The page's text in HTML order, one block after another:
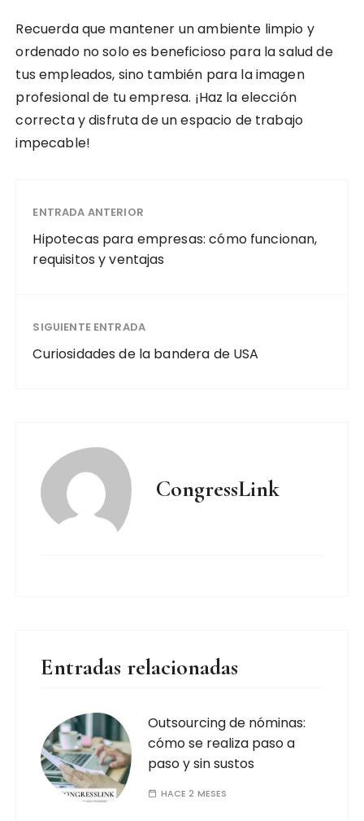
Recuerda que mantener un ambiente limpio y
ordenado no solo es beneficioso para la salud de
tus empleados, sino también para la imagen
profesional de tu empresa. ¡Haz la elección
correcta y disfruta de un espacio de trabajo
impecable!
ENTRADA ANTERIOR
Hipotecas para empresas: cómo funcionan,
requisitos y ventajas
SIGUIENTE ENTRADA
Curiosidades de la bandera de USA
CongressLink
Entradas relacionadas
Outsourcing de nóminas:
cómo se realiza paso a
paso y sin sustos
HACE 2 MESES